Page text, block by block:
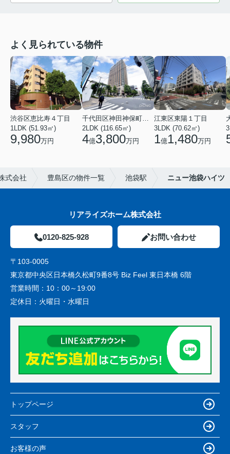
よく見られている物件
渋谷区恵比寿４丁目
1LDK (51.93㎡)
9,980万円
千代田区神田神保町１丁目
2LDK (116.65㎡)
4億3,800万円
江東区東陽１丁目
3LDK (70.62㎡)
1億1,480万円
式会社 豊島区の物件一覧 池袋駅 ニュー池袋ハイツ
リアライズホーム株式会社
0120-825-928 お問い合わせ
〒103-0005
東京都中央区日本橋久松町9番8号 Biz Feel 東日本橋 6階
営業時間： 10：00～19:00
定休日： 火曜日・水曜日
トップページ
スタッフ
お客様の声